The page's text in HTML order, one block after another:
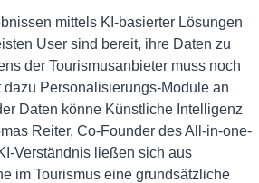
mittels KI-basierter Lösungen
User sind bereit, ihre Daten zu
der Tourismusanbieter muss noch
Personalisierungs-Module an
Daten könne Künstliche Intelligenz
Reiter, Co-Founder des All-in-one-
Verständnis ließen sich aus
im Tourismus eine grundsätzliche